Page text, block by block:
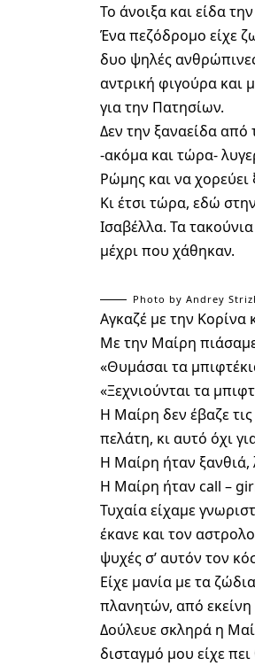
Το άνοιξα και είδα
Ένα πεζόδρομο είχε
δυο ψηλές
αντρική φιγούρα και
για την Πατησίων.
Δεν την ξαναείδα
-ακόμα και τώρα-
Ρώμης και να
Κι έτσι τώρα, εδώ
Ισαβέλλα. Τα
μέχρι που χάθηκαν.
Photo by Andrey
Αγκαζέ με την
Με την Μαίρη
«Θυμάσαι τα
«Ξεχνιούνται τα
Η Μαίρη δεν έβαζε
πελάτη, κι αυτό όχι
Η Μαίρη ήταν ξανθιά,
Η Μαίρη ήταν call –
Τυχαία είχαμε
έκανε και τον
ψυχές σ’ αυτόν τον
Είχε μανία με τα
πλανητών, από
Δούλευε σκληρά η
δισταγμό μου είχε